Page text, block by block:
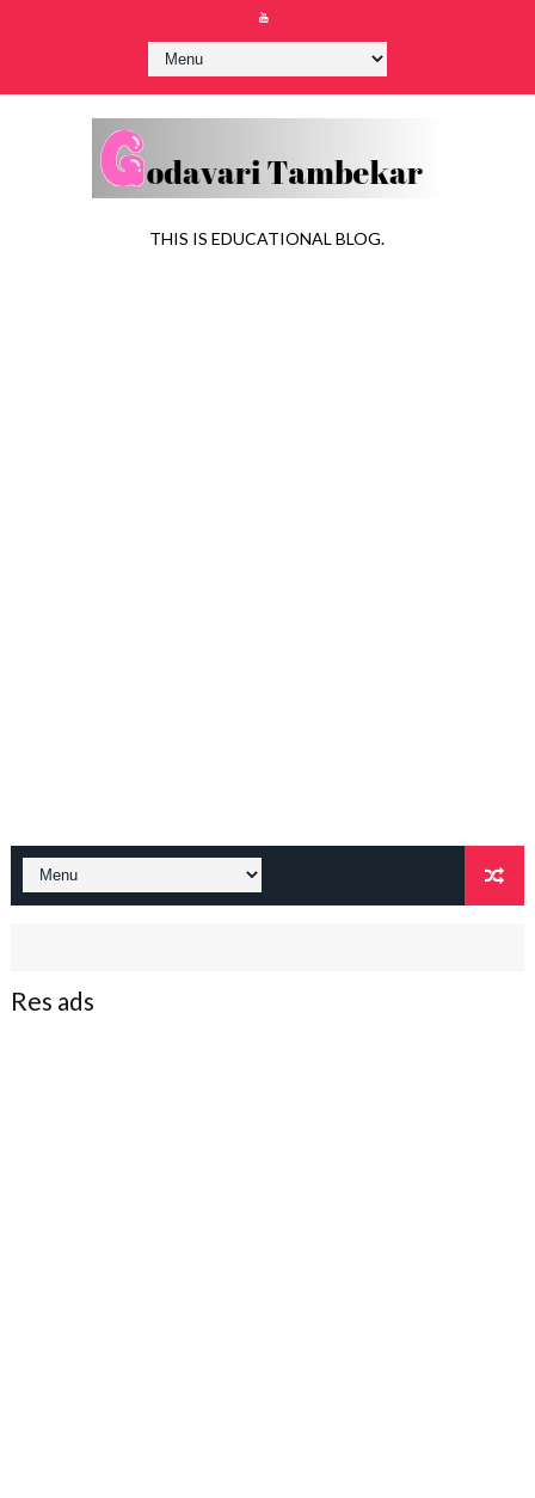
THIS IS EDUCATIONAL BLOG.
Res ads